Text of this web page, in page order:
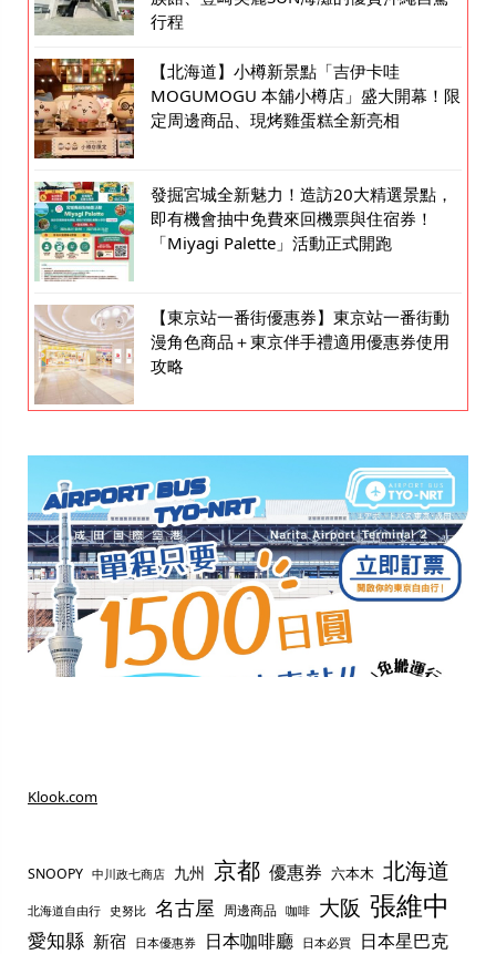
行程
【北海道】小樽新景點「吉伊卡哇
MOGUMOGU 本舖小樽店」盛大開幕！限
定周邊商品、現烤雞蛋糕全新亮相
發掘宮城全新魅力！造訪20大精選景點，
即有機會抽中免費來回機票與住宿券！
「Miyagi Palette」活動正式開跑
【東京站一番街優惠券】東京站一番街動
漫角色商品＋東京伴手禮適用優惠券使用
攻略
Klook.com
SNOOPY 中川政七商店 九州 京都 優惠券 六本木 北海道
北海道自由行 史努比 名古屋 周邊商品 咖啡 大阪 張維中
愛知縣 新宿 日本優惠券 日本咖啡廳 日本必買 日本星巴克